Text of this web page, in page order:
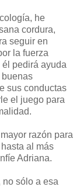
he
cordura,
seguir en
la fuerza
pedirá ayuda
sus conductas
el juego para
razón para
al más
Adriana.
no sólo a esa